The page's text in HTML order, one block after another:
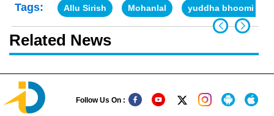
Tags: Allu Sirish Mohanlal yuddha bhoomi
Related News
Follow Us On :